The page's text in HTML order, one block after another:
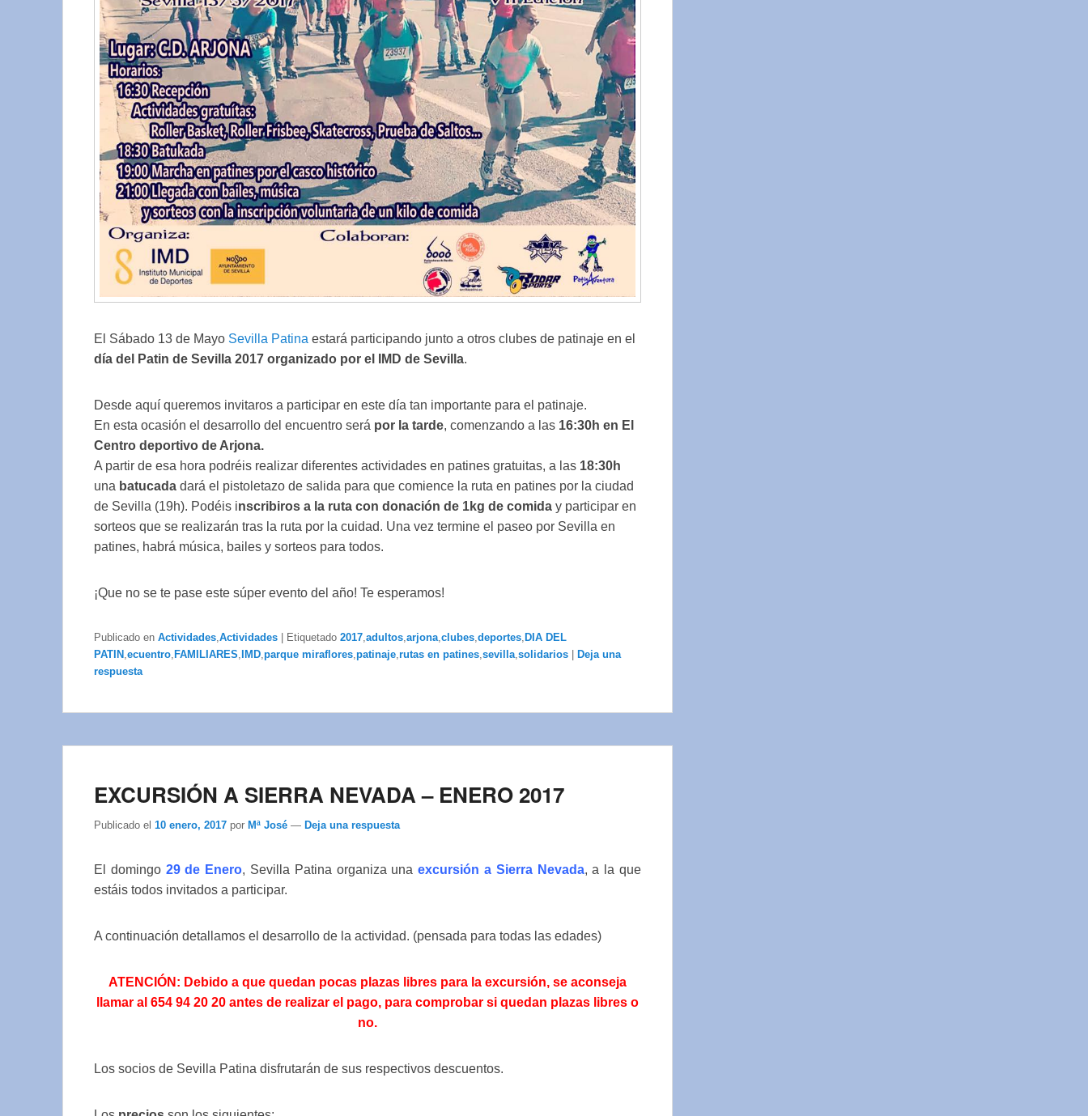
El Sábado 13 de Mayo Sevilla Patina estará participando junto a otros clubes de patinaje en el
día del Patin de Sevilla 2017 organizado por el IMD de Sevilla.
Desde aquí queremos invitaros a participar en este día tan importante para el patinaje.
En esta ocasión el desarrollo del encuentro será por la tarde, comenzando a las 16:30h en El
Centro deportivo de Arjona.
A partir de esa hora podréis realizar diferentes actividades en patines gratuitas, a las 18:30h
una batucada dará el pistoletazo de salida para que comience la ruta en patines por la ciudad
de Sevilla (19h). Podéis inscribiros a la ruta con donación de 1kg de comida y participar en
sorteos que se realizarán tras la ruta por la cuidad. Una vez termine el paseo por Sevilla en
patines, habrá música, bailes y sorteos para todos.
¡Que no se te pase este súper evento del año! Te esperamos!
Publicado en Actividades Actividades Etiquetado 2017 adultos arjona clubes deportes DIA DEL
PATIN ecuentro FAMILIARES IMD parque miraflores patinaje rutas en patines sevilla solidarios
Deja una
respuesta
EXCURSIÓN A SIERRA NEVADA – ENERO 2017
Publicado el 10 enero, 2017 por Mª José — Deja una respuesta
El domingo 29 de Enero, Sevilla Patina organiza unaexcursión a Sierra Nevada, a la que
estáis todos invitados a participar.
A continuación detallamos el desarrollo de la actividad. (pensada para todas las edades)
ATENCIÓN: Debido a que quedan pocas plazas libres para la excursión, se aconseja
llamar al 654 94 20 20 antes de realizar el pago, para comprobar si quedan plazas libres o
no.
Los socios de Sevilla Patina disfrutarán de sus respectivos descuentos.